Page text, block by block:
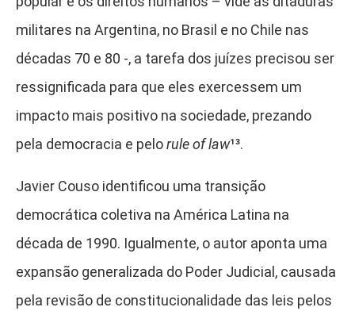
militares na Argentina, no Brasil e no Chile nas
décadas 70 e 80 -, a tarefa dos juízes precisou ser
ressignificada para que eles exercessem um
impacto mais positivo na sociedade, prezando
pela democracia e pelorule of law¹³.
Javier Couso identificou uma transição
democrática coletiva na América Latina na
década de 1990. Igualmente, o autor aponta uma
expansão generalizada do Poder Judicial, causada
pela revisão de constitucionalidade das leis pelos